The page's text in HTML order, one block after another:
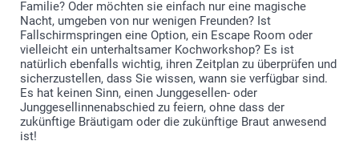
Familie? Oder möchten sie einfach nur eine magische
Nacht, umgeben von nur wenigen Freunden? Ist
Fallschirmspringen eine Option, ein Escape Room oder
vielleicht ein unterhaltsamer Kochworkshop? Es ist
natürlich ebenfalls wichtig, ihren Zeitplan zu überprüfen und
sicherzustellen, dass Sie wissen, wann sie verfügbar sind.
Es hat keinen Sinn, einen Junggesellen- oder
Junggesellinnenabschied zu feiern, ohne dass der
zukünftige Bräutigam oder die zukünftige Braut anwesend
ist!